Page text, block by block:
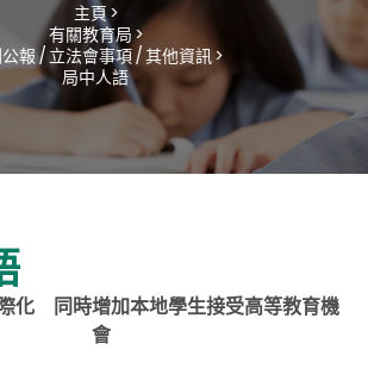
主頁 >
有關教育局 >
報 / 立法會事項 / 其他資訊 >
局中人語
化 同時增加本地學生接受高等教育機
會